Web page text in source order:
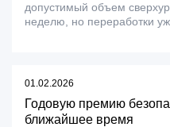
допустимый объем
неделю, но переработки
01.02.2026
Годовую премию
ближайшее время